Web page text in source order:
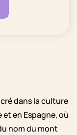
dans la culture
en Espagne, où
nom du mont